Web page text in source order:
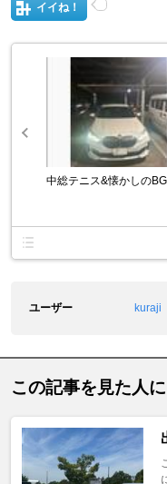
イイね！
中総テニス&懐かしの
ユーザー kuraji
この記事を見た人